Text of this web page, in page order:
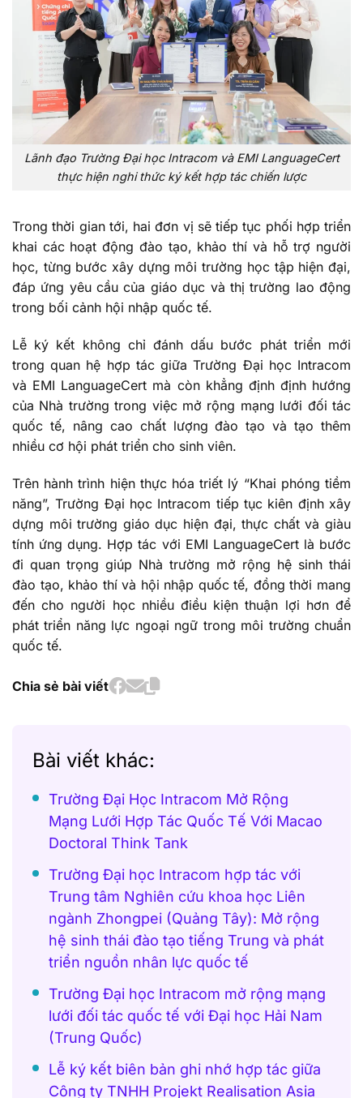
Lãnh đạo Trường Đại học Intracom và EMI LanguageCert
thực hiện nghi thức ký kết hợp tác chiến lược
Trong thời gian tới, hai đơn vị sẽ tiếp tục phối hợp triển
khai các hoạt động đào tạo, khảo thí và hỗ trợ người
học, từng bước xây dựng môi trường học tập hiện đại,
đáp ứng yêu cầu của giáo dục và thị trường lao động
trong bối cảnh hội nhập quốc tế.
Lễ ký kết không chỉ đánh dấu bước phát triển mới
trong quan hệ hợp tác giữa Trường Đại học Intracom
và EMI LanguageCert mà còn khẳng định định hướng
của Nhà trường trong việc mở rộng mạng lưới đối tác
quốc tế, nâng cao chất lượng đào tạo và tạo thêm
nhiều cơ hội phát triển cho sinh viên.
Trên hành trình hiện thực hóa triết lý “Khai phóng tiềm
năng”, Trường Đại học Intracom tiếp tục kiên định xây
dựng môi trường giáo dục hiện đại, thực chất và giàu
tính ứng dụng. Hợp tác với EMI LanguageCert là bước
đi quan trọng giúp Nhà trường mở rộng hệ sinh thái
đào tạo, khảo thí và hội nhập quốc tế, đồng thời mang
đến cho người học nhiều điều kiện thuận lợi hơn để
phát triển năng lực ngoại ngữ trong môi trường chuẩn
quốc tế.
Chia sẻ bài viết
Bài viết khác:
Trường Đại Học Intracom Mở Rộng
Mạng Lưới Hợp Tác Quốc Tế Với Macao
Doctoral Think Tank
Trường Đại học Intracom hợp tác với
Trung tâm Nghiên cứu khoa học Liên
ngành Zhongpei (Quảng Tây): Mở rộng
hệ sinh thái đào tạo tiếng Trung và phát
triển nguồn nhân lực quốc tế
Trường Đại học Intracom mở rộng mạng
lưới đối tác quốc tế với Đại học Hải Nam
(Trung Quốc)
Lễ ký kết biên bản ghi nhớ hợp tác giữa
Công ty TNHH Projekt Realisation Asia